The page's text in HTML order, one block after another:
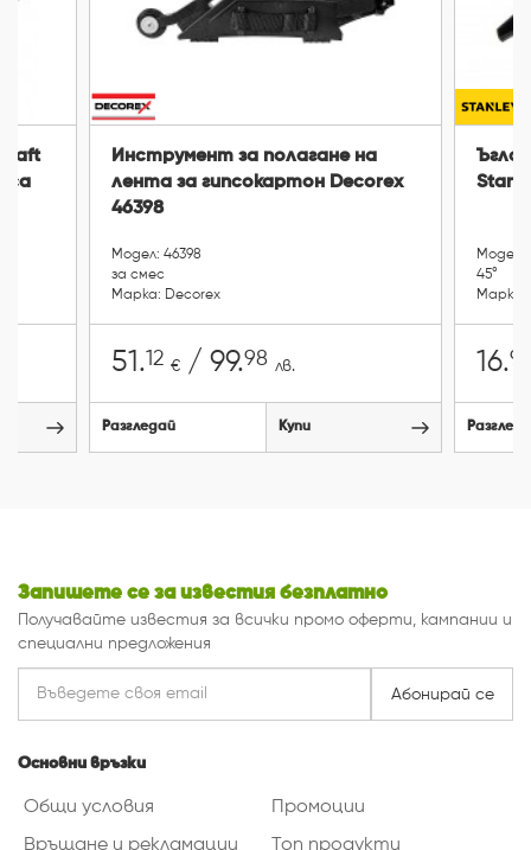
Инструмент за полагане на
лента за гипсокартон Decorex
46398
Модел: 46398
за смес
Марка: Decorex
51.12 € / 99.98 лв.
Разгледай Купи
Модел:
45°
Марка:
16.
Запишете се за известия безплатно
Получавайте известия за всички промо оферти, кампании и
специални предложения
Абонирай се
Основни връзки
Общи условия
Връщане и рекламации
Промоции
Топ продукти